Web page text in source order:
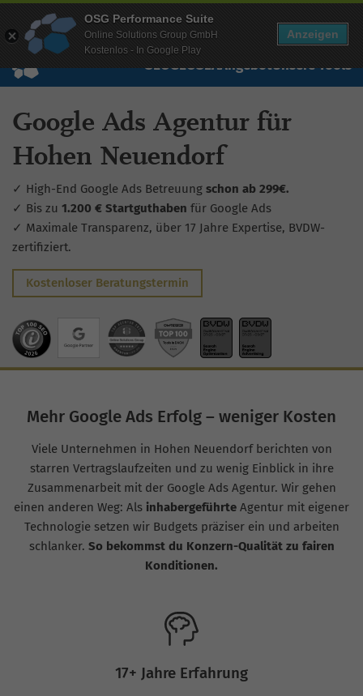
Wissen Free Checks Über uns Free Account
SEOGEOSEAAngebotUnsere Tools
Google Ads Agentur für
Hohen Neuendorf
✓ High-End Google Ads Betreuung schon ab 299€.
✓ Bis zu 1.200 € Startguthaben für Google Ads
✓ Maximale Transparenz, über 17 Jahre Expertise, BVDW-
zertifiziert.
Kostenloser Beratungstermin
Mehr Google Ads Erfolg – weniger Kosten
Viele Unternehmen in Hohen Neuendorf berichten von
starren Vertragslaufzeiten und zu wenig Einblick in ihre
Zusammenarbeit mit der Google Ads Agentur. Wir gehen
einen anderen Weg: Als inhabergeführte Agentur mit eigener
Technologie setzen wir Budgets präziser ein und arbeiten
schlanker. So bekommst du Konzern-Qualität zu fairen
Konditionen.
17+ Jahre Erfahrung
OSG Performance Suite
Online Solutions Group GmbH
Kostenlos - In Google Play
Anzeigen